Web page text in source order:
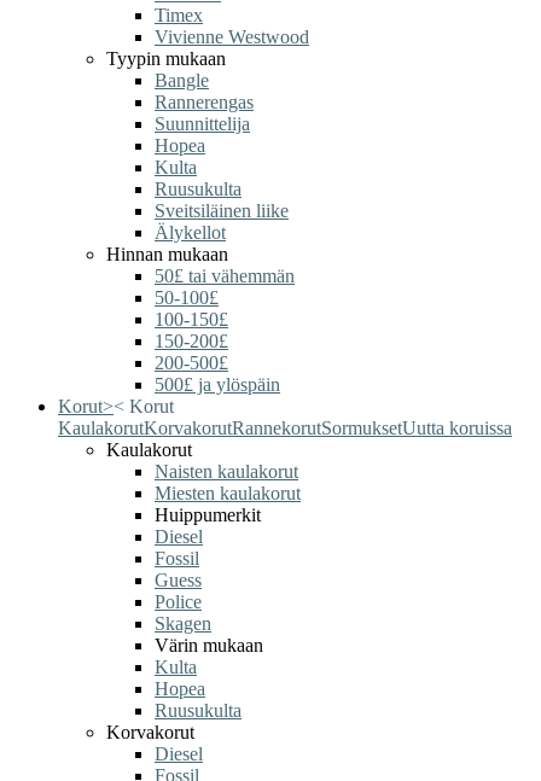
Timex
Vivienne Westwood
Tyypin mukaan
Bangle
Rannerengas
Suunnittelija
Hopea
Kulta
Ruusukulta
Sveitsiläinen liike
Älykellot
Hinnan mukaan
50£ tai vähemmän
50-100£
100-150£
150-200£
200-500£
500£ ja ylöspäin
Korut>< Korut
KaulakorutKorvakorutRannekorutSormuksetUutta koruissa
Kaulakorut
Naisten kaulakorut
Miesten kaulakorut
Huippumerkit
Diesel
Fossil
Guess
Police
Skagen
Värin mukaan
Kulta
Hopea
Ruusukulta
Korvakorut
Diesel
Fossil